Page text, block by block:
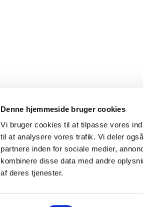
Denne hjemmeside bruger cookies
Vi bruger cookies til at tilpasse vores
til at analysere vores trafik. Vi deler
partnere inden for sociale medier,
kombinere disse data med andre
af deres tjenester.